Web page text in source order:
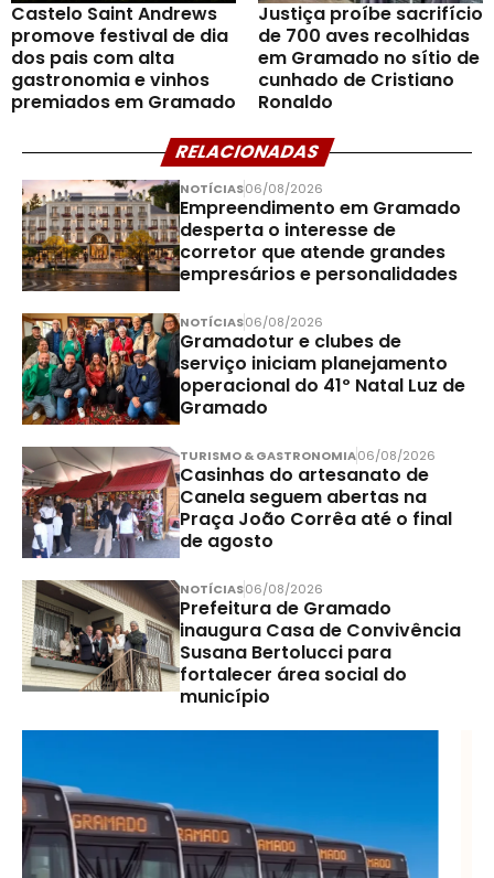
Castelo Saint Andrews
promove festival de dia
dos pais com alta
gastronomia e vinhos
premiados em Gramado
Justiça proíbe sacrifício
de 700 aves recolhidas
em Gramado no sítio de
cunhado de Cristiano
Ronaldo
RELACIONADAS
NOTÍCIAS06/08/2026
Empreendimento em Gramado
desperta o interesse de
corretor que atende grandes
empresários e personalidades
NOTÍCIAS06/08/2026
Gramadotur e clubes de
serviço iniciam planejamento
operacional do 41º Natal Luz de
Gramado
TURISMO & GASTRONOMIA06/08/2026
Casinhas do artesanato de
Canela seguem abertas na
Praça João Corrêa até o final
de agosto
NOTÍCIAS06/08/2026
Prefeitura de Gramado
inaugura Casa de Convivência
Susana Bertolucci para
fortalecer área social do
município